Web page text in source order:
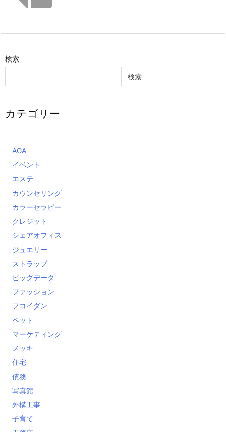
検索
検索
カテゴリー
AGA
イベント
エステ
カウンセリング
カラーセラピー
クレジット
シェアオフィス
ジュエリー
ストラップ
ビッグデータ
ファッション
フコイダン
ペット
マーケティング
メッキ
住宅
債務
写真館
外構工事
子育て